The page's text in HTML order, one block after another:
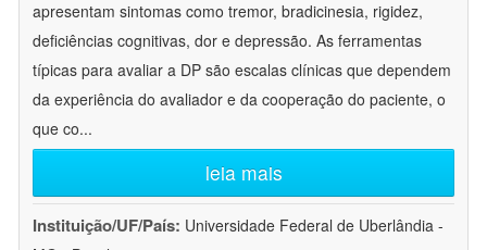
apresentam sintomas como tremor, bradicinesia, rigidez,
deficiências cognitivas, dor e depressão. As ferramentas
típicas para avaliar a DP são escalas clínicas que dependem
da experiência do avaliador e da cooperação do paciente, o
que co...
leia mais
Instituição/UF/País: Universidade Federal de Uberlândia -